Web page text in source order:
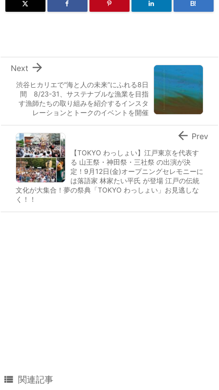
B!
渋谷ヒカリエで“海と人の未来”にふれる8日
間 8/23-31、サステナブルな漁業を目指
す漁師たちの取り組みを紹介するインスタ
レーションとトークのイベントを開催

Next
【TOKYO わっしょい】江戸東京を代表す
る 山王祭・神田祭・三社祭 の出演が決
定！9月12日(金)オープニングセレモニーに
は落語家 林家たい平氏 が登場 江戸の伝統
文化が大集合！夢の祭典「TOKYO わっしょい」お見逃しな
く！！
 Prev
 関連記事